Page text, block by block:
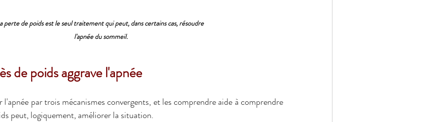
perte de poids est le seul traitement qui peut, dans certains cas, résoudre
l'apnée du sommeil.
de poids aggrave l'apnée
l'apnée par trois mécanismes convergents, et les comprendre aide à comprendre
peut, logiquement, améliorer la situation.